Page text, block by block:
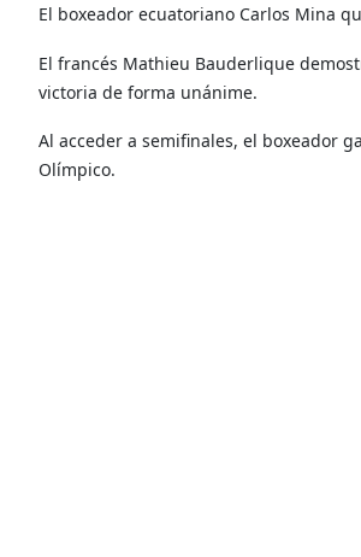
El boxeador ecuatoriano Carlos Mina
El francés Mathieu Bauderlique
victoria de forma unánime.
Al acceder a semifinales, el boxeador
Olímpico.